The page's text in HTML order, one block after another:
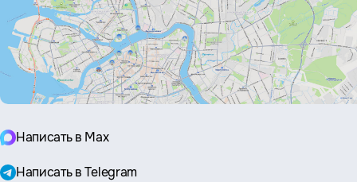
Написать в Max
Написать в Telegram